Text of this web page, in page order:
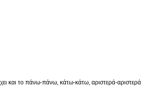
το πάνω-πάνω, κάτω-κάτω, αριστερά-αριστερά